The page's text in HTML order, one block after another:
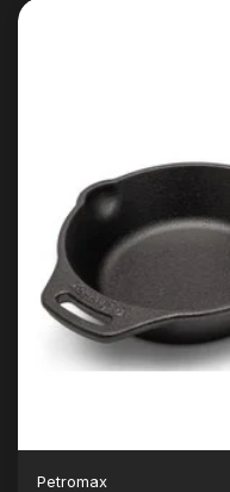
Petromax